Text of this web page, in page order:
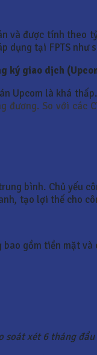
và được tính theo
dụng tại FPTS như
ký giao dịch
Upcom là khá
So với các
bình. Chủ yếu
tạo lợi thế cho
gồm tiền mặt
soát xét 6 tháng